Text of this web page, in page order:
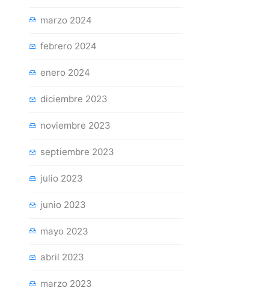
marzo 2024
febrero 2024
enero 2024
diciembre 2023
noviembre 2023
septiembre 2023
julio 2023
junio 2023
mayo 2023
abril 2023
marzo 2023